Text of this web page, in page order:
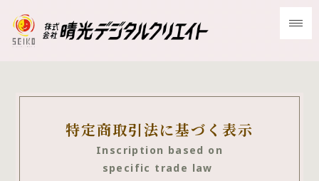
特定商取引法に基づく表示
Inscription based on
specific trade law